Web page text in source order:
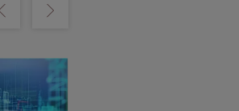
Show previousShow next